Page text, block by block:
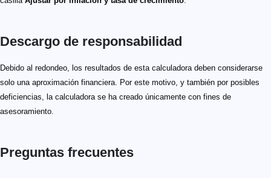
Descargo de responsabilidad
Debido al redondeo, los resultados de esta calculadora deben considerarse
solo una aproximación financiera. Por este motivo, y también por posibles
deficiencias, la calculadora se ha creado únicamente con fines de
asesoramiento.
Preguntas frecuentes